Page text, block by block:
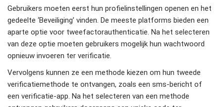
Gebruikers moeten eerst hun profielinstellingen openen en het
gedeelte ‘Beveiliging’ vinden. De meeste platforms bieden een
aparte optie voor tweefactorauthenticatie. Na het selecteren
van deze optie moeten gebruikers mogelijk hun wachtwoord
opnieuw invoeren ter verificatie.
Vervolgens kunnen ze een methode kiezen om hun tweede
verificatiemethode te ontvangen, zoals een sms-bericht of
een verificatie-app. Na het selecteren van een methode